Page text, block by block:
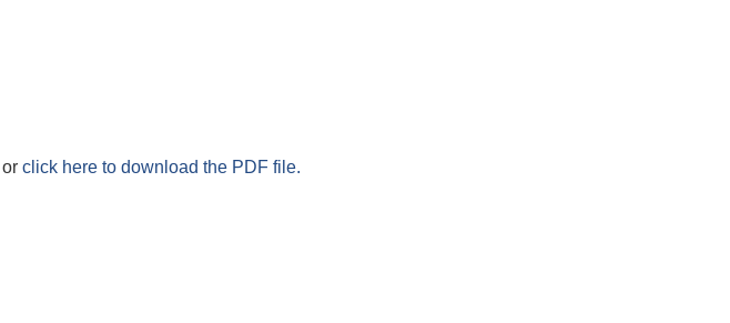
or click here to download the PDF file.